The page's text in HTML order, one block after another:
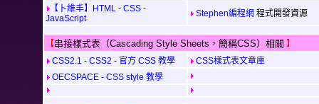
【卜維丰】HTML - CSS -
JavaScript
Stephen編程網 程式開發資源
【串接樣式表（Cascading Style Sheets，簡稱CSS）相關 】
CSS2.1 - CSS2 - 官方 CSS 教學
CSS樣式表文章庫
OECSPACE - CSS style 教學